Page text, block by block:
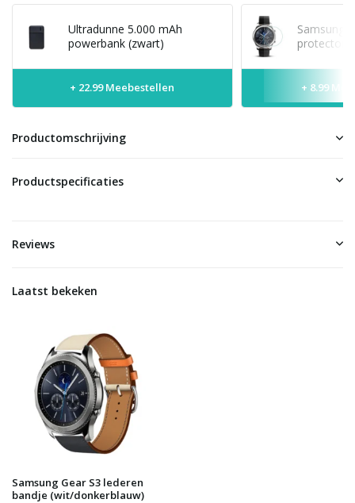
Ultradunne 5.000 mAh
powerbank (zwart)
+ 22.99 Meebestellen
Samsung
protector
+ 8.99
Productomschrijving
Productspecificaties
Reviews
Laatst bekeken
Samsung Gear S3 lederen
bandje (wit/donkerblauw)